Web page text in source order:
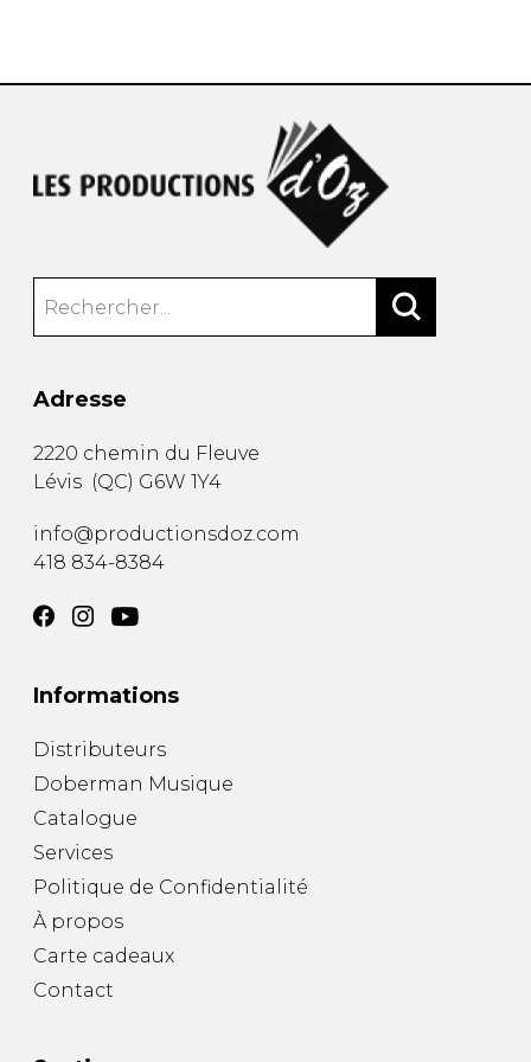
Adresse
2220 chemin du Fleuve
Lévis (QC) G6W 1Y4
info@productionsdoz.com
418 834-8384
Informations
Distributeurs
Doberman Musique
Catalogue
Services
Politique de Confidentialité
À propos
Carte cadeaux
Contact